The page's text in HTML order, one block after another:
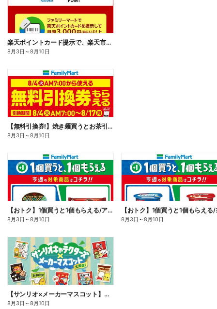
楽天ポイントカード提示で、楽天市場でのお買い物がおトクに!
8月3日 ～8月10日
【無料引換券!】焼き麺買うとお茶引換券貰える!
8月3日 ～8月10日
【おトク】1個買うと1個もらえる/アイス
8月3日 ～8月10日 8月3日 ～8月10日
【サンリオ×メーカーマスコット】オリジナルグッズ貰える!
8月3日 ～8月10日